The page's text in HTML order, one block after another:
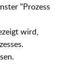
"Prozess
wird,